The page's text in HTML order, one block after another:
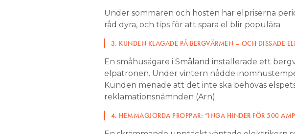
Under sommaren och hösten har elpriserna
råd dyra, och tips för att spara el blir populära.
3. KUNDEN KLAGADE PÅ BERGVÄRMEN – OCH DISSADE
En småhusägare i Småland installerade ett
elpatronen. Under vintern nådde
Kunden menade att det inte ska behövas
reklamationsnämnden (Arn).
4. HEMMAGJORDA PROPPAR: ”INGA HINDER FÖR 500